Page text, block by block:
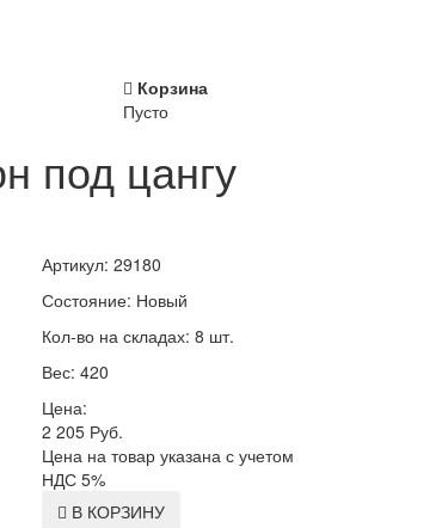
Корзина
Пусто
под цангу
Артикул: 29180
Состояние: Новый
Кол-во на складах: 8 шт.
Вес: 420
Цена:
2 205 Руб.
Цена на товар указана с учетом
НДС 5%
В КОРЗИНУ